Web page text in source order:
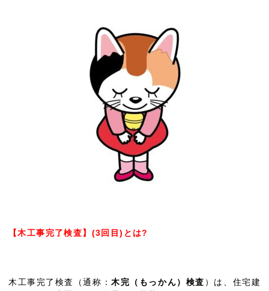
【木工事完了検査】(3回目)とは?
木工事完了検査（通称：木完（もっかん）検査 ）は、住宅建